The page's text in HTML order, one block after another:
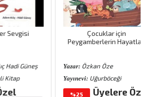
Güneş
Çocuklar için
Peygamberlerin Hayatları
Yazar:Özkan Öze
Yayınevi:Uğurböceği
Üyelere Özel